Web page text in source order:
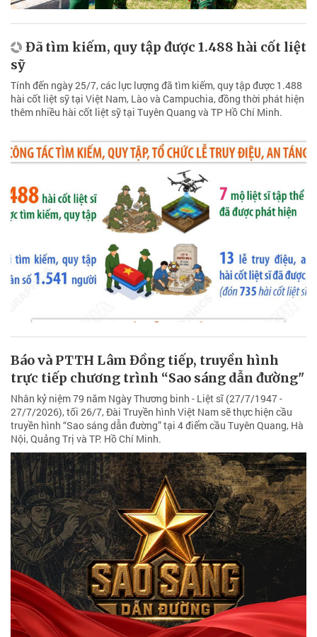
Đã tìm kiếm, quy tập được 1.488 hài cốt liệt
sỹ
Tính đến ngày 25/7, các lực lượng đã tìm kiếm, quy tập được 1.488
hài cốt liệt sỹ tại Việt Nam, Lào và Campuchia, đồng thời phát hiện
thêm nhiều hài cốt liệt sỹ tại Tuyên Quang và TP Hồ Chí Minh.
Báo và PTTH Lâm Đồng tiếp, truyền hình
trực tiếp chương trình “Sao sáng dẫn đường"
Nhân kỷ niệm 79 năm Ngày Thương binh - Liệt sĩ (27/7/1947 -
27/7/2026), tối 26/7, Đài Truyền hình Việt Nam sẽ thực hiện cầu
truyền hình “Sao sáng dẫn đường” tại 4 điểm cầu Tuyên Quang, Hà
Nội, Quảng Trị và TP. Hồ Chí Minh.